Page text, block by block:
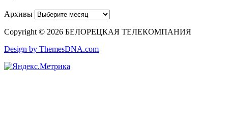
Архивы
Copyright © 2026 БЕЛОРЕЦКАЯ ТЕЛЕКОМПАНИЯ
Design by ThemesDNA.com